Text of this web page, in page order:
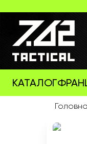
КАТАЛОГ
Головна